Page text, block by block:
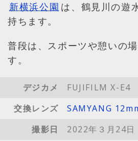
新横浜公園 は、鶴見川の遊
持ちます。
普段は、スポーツや憩いの
す。
デジカメ
FUJIFILM X-E4
交換レンズ
SAMYANG
撮影日
2022年３月24日